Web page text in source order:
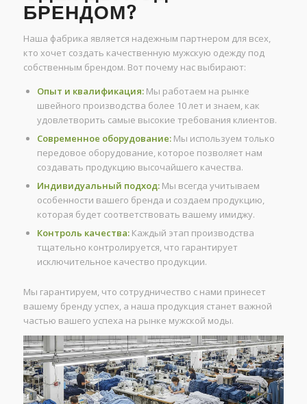
БРЕНДОМ?
Наша фабрика является надежным партнером для всех,
кто хочет создать качественную мужскую одежду под
собственным брендом. Вот почему нас выбирают:
Опыт и квалификация:Мы работаем на рынке
швейного производства более 10 лет и знаем, как
удовлетворить самые высокие требования клиентов.
Современное оборудование:Мы используем только
передовое оборудование, которое позволяет нам
создавать продукцию высочайшего качества.
Индивидуальный подход:Мы всегда учитываем
особенности вашего бренда и создаем продукцию,
которая будет соответствовать вашему имиджу.
Контроль качества:Каждый этап производства
тщательно контролируется, что гарантирует
исключительное качество продукции.
Мы гарантируем, что сотрудничество с нами принесет
вашему бренду успех, а наша продукция станет важной
частью вашего успеха на рынке мужской моды.